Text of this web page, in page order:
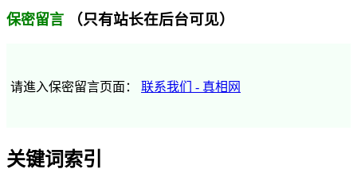
保密留言 （只有站长在后台可见）
请進入保密留言页面： 联系我们 - 真相网
关键词索引